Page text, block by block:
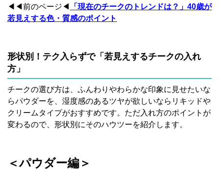
◀◀前のページ◀
「現在のチークのトレンドは？」40歳が
若見えする色・質感のポイント
形状別！テク入らずで「若見えするチークの入れ
方」
チークの選び方は、ふんわりやわらかな印象に見せたいな
らパウダーを、湿度感のあるツヤが欲しいならリキッドや
クリームタイプがおすすめです。ただ入れ方のポイントが
変わるので、形状別にそのハウツーを紹介します。
＜パウダー編＞